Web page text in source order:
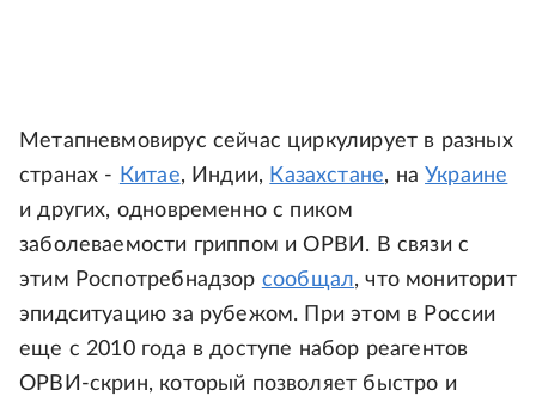
Метапневмовирус сейчас циркулирует в разных
странах - Китае, Индии, Казахстане, наУкраине
и других, одновременно с пиком
заболеваемости гриппом и ОРВИ. В связи с
этим Роспотребнадзор сообщал, что мониторит
эпидситуацию за рубежом. При этом в России
еще с 2010 года в доступе набор реагентов
ОРВИ-скрин, который позволяет быстро и